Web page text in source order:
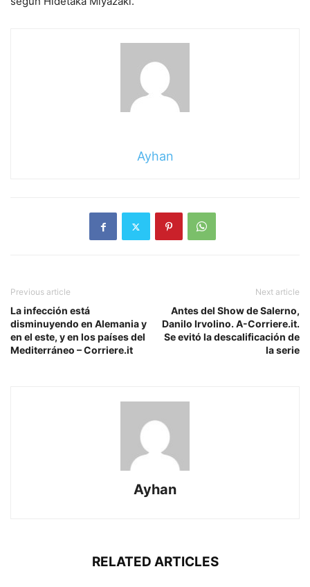
Ayhan
Previous article
La infección está
disminuyendo en Alemania y
en el este, y en los países del
Mediterráneo – Corriere.it
Next article
Antes del Show de Salerno,
Danilo Irvolino. A-Corriere.it.
Se evitó la descalificación de
la serie
Ayhan
RELATED ARTICLES